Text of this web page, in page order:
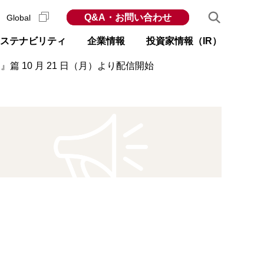
テナビリティ 企業情報 投資家情報（IR）
Global Q&A・お問い合わせ
篇 10 月 21 日（月）より配信開始